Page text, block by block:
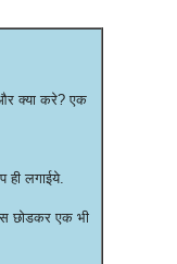
क्या करे? एक
ही लगाईये.
छोडकर एक भी